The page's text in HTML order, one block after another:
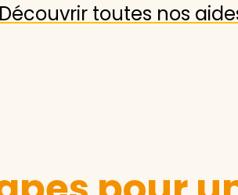
Découvrir toutes nos